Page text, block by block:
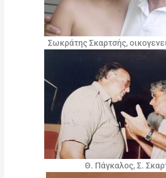
Σωκράτης Σκαρτσής,
Θ. Πάγκαλος, Σ.